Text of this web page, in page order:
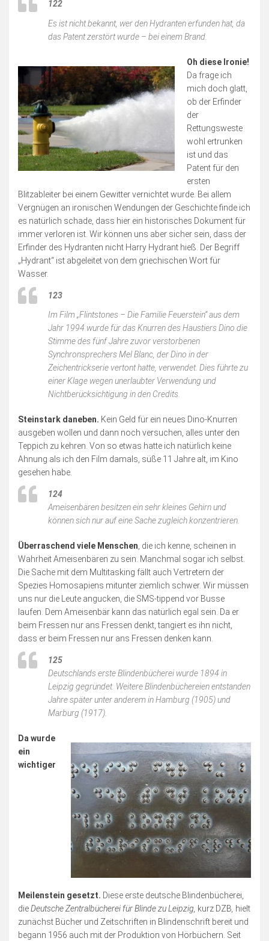
122
Es ist nicht bekannt, wer den Hydranten erfunden hat, da
das Patent zerstört wurde – bei einem Brand.
Oh diese Ironie!
Da frage ich
mich doch glatt,
ob der Erfinder
der
Rettungsweste
wohl ertrunken
ist und das
Patent für den
ersten
Blitzableiter bei einem Gewitter vernichtet wurde. Bei allem
Vergnügen an ironischen Wendungen der Geschichte finde ich
es natürlich schade, dass hier ein historisches Dokument für
immer verloren ist. Wir können uns aber sicher sein, dass der
Erfinder des Hydranten nicht Harry Hydrant hieß. Der Begriff
„Hydrant“ ist abgeleitet von dem griechischen Wort für
Wasser.
123
Im Film „Flintstones – Die Familie Feuerstein“ aus dem
Jahr 1994 wurde für das Knurren des Haustiers Dino die
Stimme des fünf Jahre zuvor verstorbenen
Synchronsprechers Mel Blanc, der Dino in der
Zeichentrickserie vertont hatte, verwendet. Dies führte zu
einer Klage wegen unerlaubter Verwendung und
Nichtberücksichtigung in den Credits.
Steinstark daneben. Kein Geld für ein neues Dino-Knurren
ausgeben wollen und dann noch versuchen, alles unter den
Teppich zu kehren. Von so etwas hatte ich natürlich keine
Ahnung als ich den Film damals, süße 11 Jahre alt, im Kino
gesehen habe.
124
Ameisenbären besitzen ein sehr kleines Gehirn und
können sich nur auf eine Sache zugleich konzentrieren.
Überraschend viele Menschen , die ich kenne, scheinen in
Wahrheit Ameisenbären zu sein. Manchmal sogar ich selbst.
Die Sache mit dem Multitasking fällt auch Vertretern der
Spezies Homosapiens mitunter ziemlich schwer. Wir müssen
uns nur die Leute angucken, die SMS-tippend vor Busse
laufen. Dem Ameisenbär kann das natürlich egal sein. Da er
beim Fressen nur ans Fressen denkt, tangiert es ihn nicht,
dass er beim Fressen nur ans Fressen denken kann.
125
Deutschlands erste Blindenbücherei wurde 1894 in
Leipzig gegründet. Weitere Blindenbüchereien entstanden
Jahre später unter anderem in Hamburg (1905) und
Marburg (1917).
Da wurde
ein
wichtiger
Meilenstein gesetzt. Diese erste deutsche Blindenbücherei,
dieDeutsche Zentralbücherei für Blinde zu Leipzig, kurz DZB hielt
zunächst Bücher und Zeitschriften in Blindenschrift bereit und
begann 1956 auch mit der Produktion von Hörbüchern. Seit